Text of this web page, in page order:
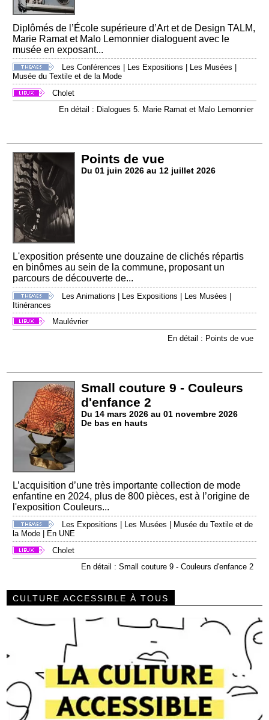
Diplômés de l’École supérieure d’Art et de Design TALM,
Marie Ramat et Malo Lemonnier dialoguent avec le
musée en exposant...
Les Conférences Les Expositions Les Musées
Musée du Textile et de la Mode
Cholet
En détail : Dialogues 5. Marie Ramat et Malo Lemonnier
Points de vue
Du 01 juin 2026 au 12 juillet 2026
L'exposition présente une douzaine de clichés répartis
en binômes au sein de la commune, proposant un
parcours de découverte de...
Les Animations Les Expositions Les Musées
Itinérances
Maulévrier
En détail : Points de vue
Small couture 9 - Couleurs
d'enfance 2
Du 14 mars 2026 au 01 novembre 2026
De bas en hauts
L’acquisition d’une très importante collection de mode
enfantine en 2024, plus de 800 pièces, est à l’origine de
l'exposition Couleurs...
Les Expositions Les Musées
Musée du Textile et de
la Mode
En UNE
Cholet
En détail : Small couture 9 - Couleurs d'enfance 2
CULTURE ACCESSIBLE À TOUS